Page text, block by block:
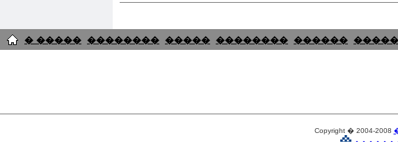
� ����� �������� ����� �������� ������
Copyright � 2004-2008